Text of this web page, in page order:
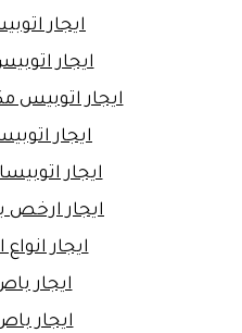
ايجار
ايجار
ايجار
ايجار
ايجار
ايجار ارخص
ايجار
ايجار باص 13
ايجار باص 33